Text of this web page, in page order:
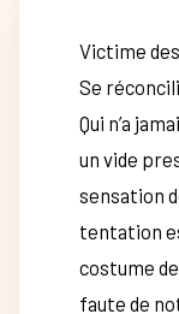
Victime
Se
Qui n’a
un vide
sensation
tentation
costume
faute de